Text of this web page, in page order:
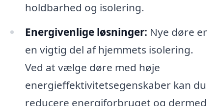
holdbarhed og isolering.
Energivenlige løsninger: Nye døre er
en vigtig del af hjemmets isolering.
Ved at vælge døre med høje
energieffektivitetsegenskaber kan du
reducere energiforbruget og dermed